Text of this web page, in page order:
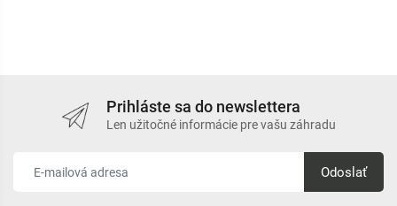
Prihláste sa do newslettera
Len užitočné informácie pre vašu záhradu
Odoslať